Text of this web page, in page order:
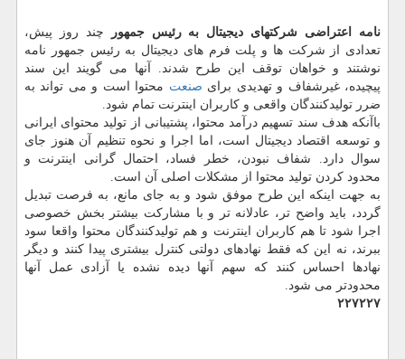
نامه اعتراضی شرکتهای دیجیتال به رئیس جمهور
چند روز پیش،
تعدادی از شرکت ها و پلت فرم های دیجیتال به رئیس جمهور نامه
نوشتند و خواهان توقف این طرح شدند. آنها می گویند این سند
پیچیده، غیرشفاف و تهدیدی برای صنعت محتوا است و می تواند به
ضرر تولیدکنندگان واقعی و کاربران اینترنت تمام شود.
باآنکه هدف سند تسهیم درآمد محتوا، پشتیبانی از تولید محتوای ایرانی
و توسعه اقتصاد دیجیتال است، اما اجرا و نحوه تنظیم آن هنوز جای
سوال دارد. شفاف نبودن، خطر فساد، احتمال گرانی اینترنت و
محدود کردن تولید محتوا از مشکلات اصلی آن است.
به جهت اینکه این طرح موفق شود و به جای مانع، به فرصت تبدیل
گردد، باید واضح تر، عادلانه تر و با مشارکت بیشتر بخش خصوصی
اجرا شود تا هم کاربران اینترنت و هم تولیدکنندگان محتوا واقعا سود
ببرند، نه این که فقط نهادهای دولتی کنترل بیشتری پیدا کنند و دیگر
نهادها احساس کنند که سهم آنها دیده نشده یا آزادی عمل آنها
محدودتر می شود.
۲۲۷۲۲۷